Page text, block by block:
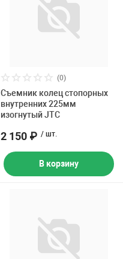
(0)
Съемник колец стопорных
внутренних 225мм
изогнутый JTC
2 150 ₽ / шт.
В корзину